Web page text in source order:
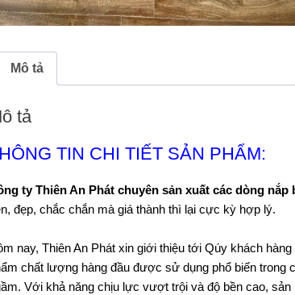
Mô tả
tả
TIN CHI TIẾT SẢN PHẨM:
ty Thiên An Phát chuyên sản xuất các dòng
đẹp, chắc chắn mà giá thành thì lại cực kỳ hợp lý.
nay, Thiên An Phát xin giới thiệu tới Qúy khách
chất lượng hàng đầu được sử dụng phổ biến
Với khả năng chịu lực vượt trội và độ bền cao,